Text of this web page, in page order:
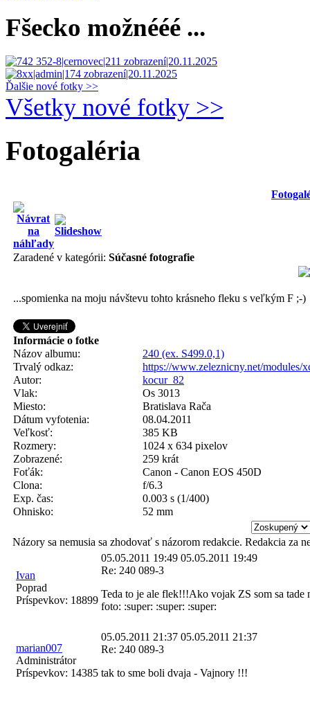
Fšecko možnééé ...
Ďalšie nové fotky >>
Všetky nové fotky >>
Fotogaléria
Zaradené v kategórii: Súčasné fotografie
...spomienka na moju návštevu tohto krásneho fleku s veľkým F ;-)
Informácie o fotke
Názov albumu:
240 (ex. S499.0,1)
Trvalý odkaz:
https://www.zeleznicny.net/modules/
Autor:
kocur_82
Vlak:
Os 3013
Miesto:
Bratislava Rača
Dátum vyfotenia:
08.04.2011
Veľkosť:
385 KB
Rozmery:
1024 x 634 pixelov
Zobrazené:
259 krát
Foťák:
Canon - Canon EOS 450D
Clona:
f/6.3
Exp. čas:
0.003 s (1/400)
Ohnisko:
52 mm
Názory sa nemusia sa zhodovať s názorom redakcie. Redakcia za
Ivan
Poprad
Príspevkov: 18899
05.05.2011 19:49 05.05.2011 19:49
Re: 240 089-3
Teda to je ale flek!!!Ako vojak ZS som sa tade
foto: :super: :super: :super:
marian007
Administrátor
Príspevkov: 14385
05.05.2011 21:37 05.05.2011 21:37
Re: 240 089-3
tak to sme boli dvaja - Vajnory !!!